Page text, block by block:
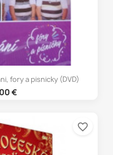
fory a pisnicky (DVD)
€
favorite_border